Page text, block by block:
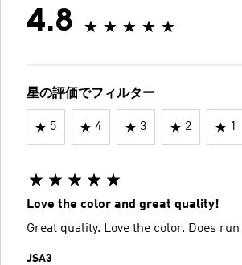
4.8
星の評価でフィルター
5 4 3 2 1
Love the color and great quality!
Great quality. Love the color. Does
JSA3